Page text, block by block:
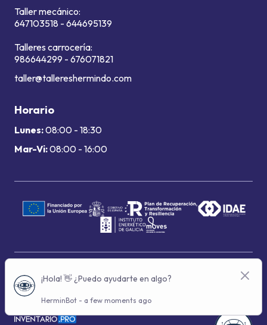
Taller mecánico:
647103518 - 644695139
Talleres carrocería:
986644299 - 676071821
taller@tallereshermindo.com
Horario
Lunes:08:00 - 18:30
Mar-Vi:08:00 - 16:00
Términos de uso
Política de privacidad
Política de cookies
© 2024 Grupo Hermindo - Con la tecnología de: